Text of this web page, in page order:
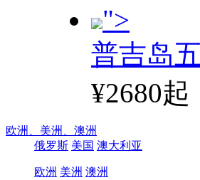
">
普吉岛
¥2680起
欧洲、 美洲、 澳洲
俄罗斯 美国 澳大利亚
欧洲 美洲 澳洲